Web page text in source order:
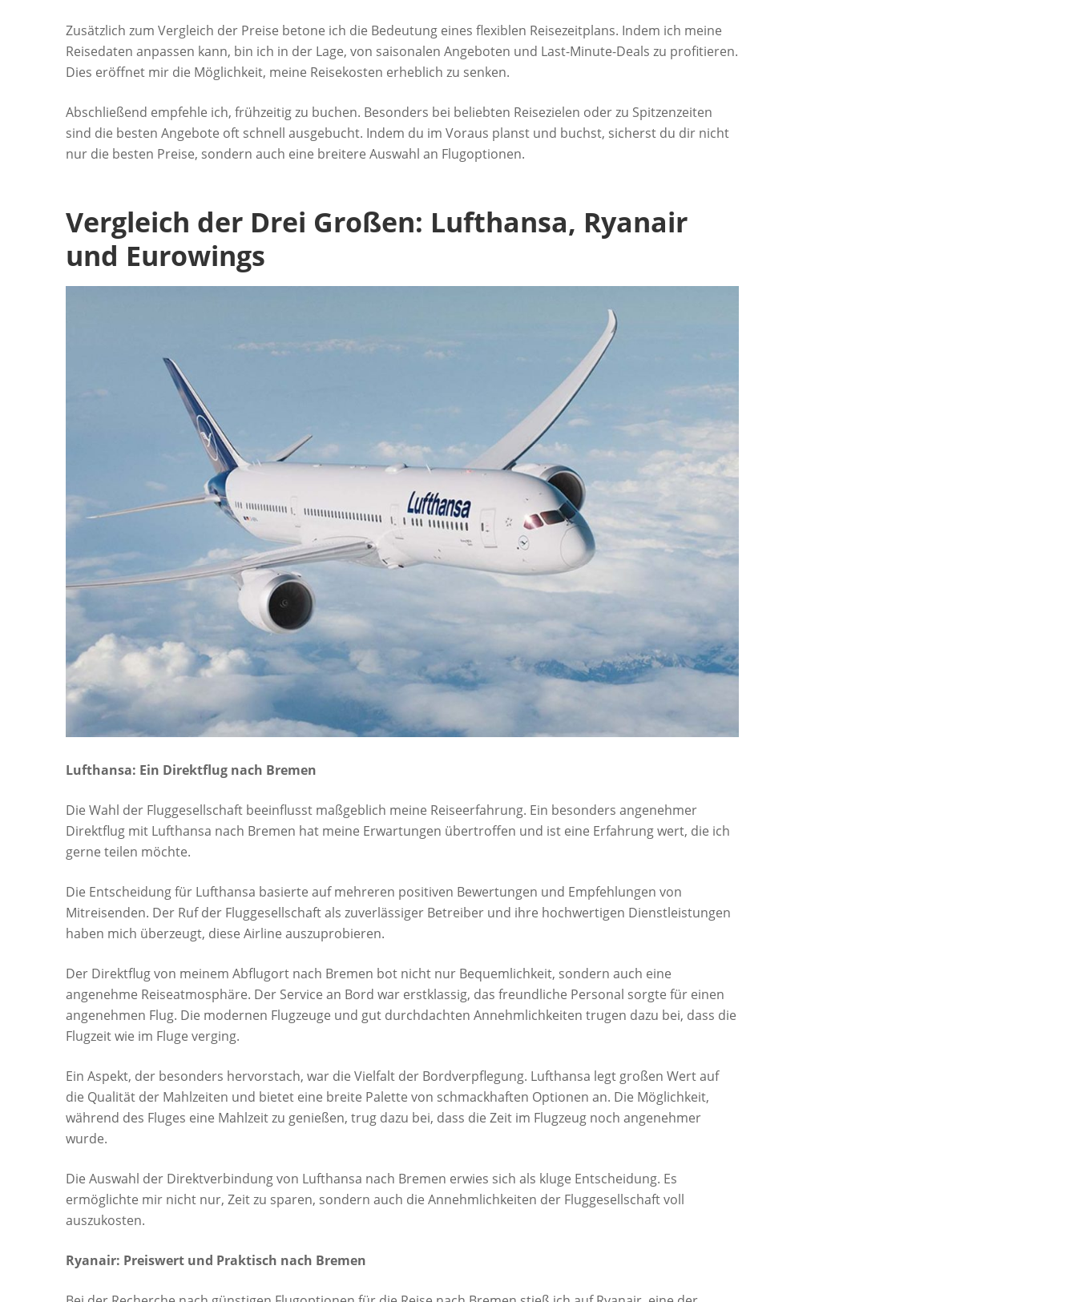
Zusätzlich zum Vergleich der Preise betone ich die Bedeutung eines flexiblen Reisezeitplans. Indem ich meine
Reisedaten anpassen kann, bin ich in der Lage, von saisonalen Angeboten und Last-Minute-Deals zu profitieren.
Dies eröffnet mir die Möglichkeit, meine Reisekosten erheblich zu senken.
Abschließend empfehle ich, frühzeitig zu buchen. Besonders bei beliebten Reisezielen oder zu Spitzenzeiten
sind die besten Angebote oft schnell ausgebucht. Indem du im Voraus planst und buchst, sicherst du dir nicht
nur die besten Preise, sondern auch eine breitere Auswahl an Flugoptionen.
Vergleich der Drei Großen: Lufthansa, Ryanair
und Eurowings
Lufthansa: Ein Direktflug nach Bremen
Die Wahl der Fluggesellschaft beeinflusst maßgeblich meine Reiseerfahrung. Ein besonders angenehmer
Direktflug mit Lufthansa nach Bremen hat meine Erwartungen übertroffen und ist eine Erfahrung wert, die ich
gerne teilen möchte.
Die Entscheidung für Lufthansa basierte auf mehreren positiven Bewertungen und Empfehlungen von
Mitreisenden. Der Ruf der Fluggesellschaft als zuverlässiger Betreiber und ihre hochwertigen Dienstleistungen
haben mich überzeugt, diese Airline auszuprobieren.
Der Direktflug von meinem Abflugort nach Bremen bot nicht nur Bequemlichkeit, sondern auch eine
angenehme Reiseatmosphäre. Der Service an Bord war erstklassig, das freundliche Personal sorgte für einen
angenehmen Flug. Die modernen Flugzeuge und gut durchdachten Annehmlichkeiten trugen dazu bei, dass die
Flugzeit wie im Fluge verging.
Ein Aspekt, der besonders hervorstach, war die Vielfalt der Bordverpflegung. Lufthansa legt großen Wert auf
die Qualität der Mahlzeiten und bietet eine breite Palette von schmackhaften Optionen an. Die Möglichkeit,
während des Fluges eine Mahlzeit zu genießen, trug dazu bei, dass die Zeit im Flugzeug noch angenehmer
wurde.
Die Auswahl der Direktverbindung von Lufthansa nach Bremen erwies sich als kluge Entscheidung. Es
ermöglichte mir nicht nur, Zeit zu sparen, sondern auch die Annehmlichkeiten der Fluggesellschaft voll
auszukosten.
Ryanair: Preiswert und Praktisch nach Bremen